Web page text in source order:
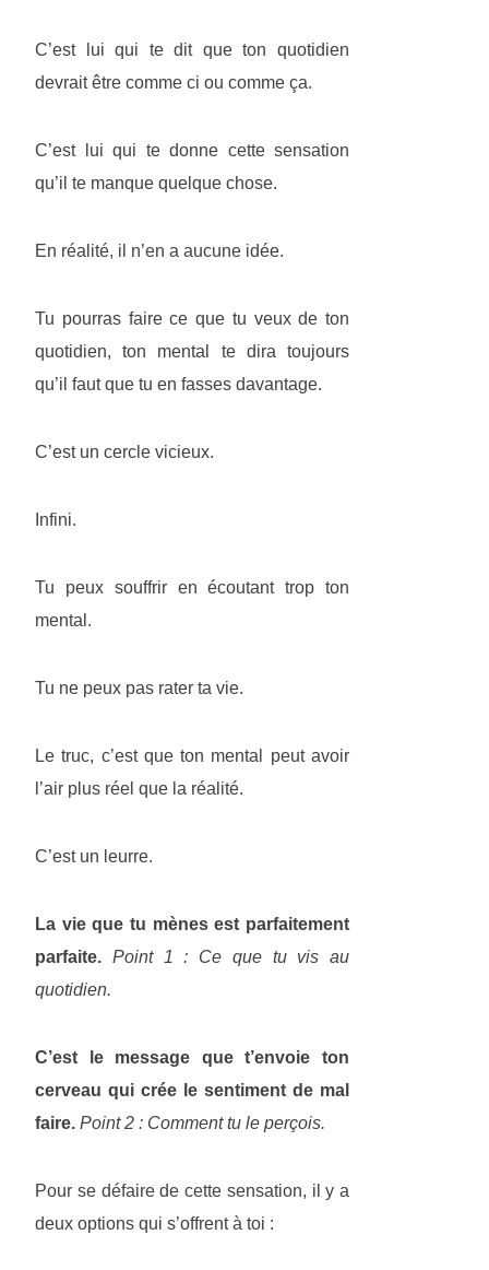
C’est lui qui te dit que ton quotidien
devrait être comme ci ou comme ça.
C’est lui qui te donne cette sensation
qu’il te manque quelque chose.
En réalité, il n’en a aucune idée.
Tu pourras faire ce que tu veux de ton
quotidien, ton mental te dira toujours
qu’il faut que tu en fasses davantage.
C’est un cercle vicieux.
Infini.
Tu peux souffrir en écoutant trop ton
mental.
Tu ne peux pas rater ta vie.
Le truc, c’est que ton mental peut avoir
l’air plus réel que la réalité.
C’est un leurre.
La vie que tu mènes est parfaitement
parfaite. Point 1 : Ce que tu vis au
quotidien.
C’est le message que t’envoie ton
cerveau qui crée le sentiment de mal
faire. Point 2 : Comment tu le perçois.
Pour se défaire de cette sensation, il y a
deux options qui s’offrent à toi :